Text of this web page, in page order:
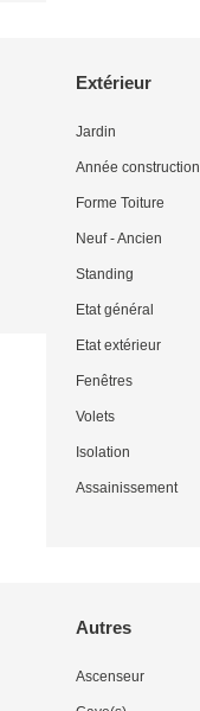
Extérieur
Jardin
Année construction
Forme Toiture
Neuf - Ancien
Standing
Etat général
Etat extérieur
Fenêtres
Volets
Isolation
Assainissement
Autres
Ascenseur